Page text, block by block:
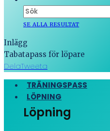
SE ALLA RESULTAT
Inlägg
Tabatapass för löpare
DelaTweeta
TRÄNINGSPASS
LÖPNING
Löpning